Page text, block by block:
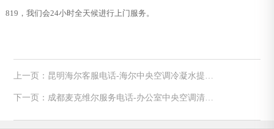
819，我们会24小时全天候进行上门服务。
上一页：昆明海尔客服电话-海尔中央空调冷凝水提升
下一页：成都麦克维尔服务电话-办公室中央空调清洗